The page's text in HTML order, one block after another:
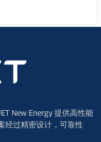
New Energy 提供高性能
经过精密设计，可靠性